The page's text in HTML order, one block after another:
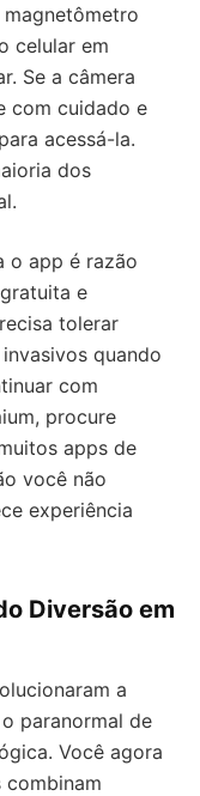
celular em
Se a câmera
com cuidado e
acessá-la.
dos
o app é razão
e
tolerar
quando
com
procure
apps de
você não
experiência
Diversão em
a
paranormal de
Você agora
combinam